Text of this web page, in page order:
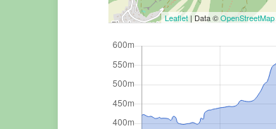
Leaflet | Data ©OpenStreetMap